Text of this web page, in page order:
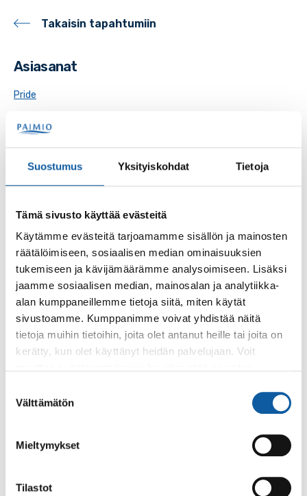
Suostumus Yksityiskohdat Tietoja
Tämä sivusto käyttää evästeitä
Käytämme evästeitä tarjoamamme sisällön ja mainosten
räätälöimiseen, sosiaalisen median ominaisuuksien
tukemiseen ja kävijämäärämme analysoimiseen. Lisäksi
jaamme sosiaalisen median, mainosalan ja analytiikka-
alan kumppaneillemme tietoja siitä, miten käytät
sivustoamme. Kumppanimme voivat yhdistää näitä
tietoja muihin tietoihin, joita olet antanut heille tai joita on
kerätty, kun olet käyttänyt heidän palvelujaan. Voit
valinta
Välttämätön
Mieltymykset
Tilastot
Takaisin tapahtumiin
Asiasanat
Pride
Palaute
Käyntiosoite: Vistantie 18
Postiosoite: PL 50, 21531 PAIMIO